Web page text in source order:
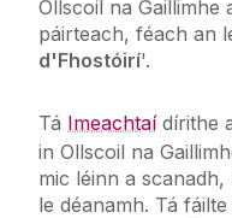
An tIonad
Gradam
Staidéar
Seirbhísí
Foghlaim
Lá Oscailte
Clárlann
Ollscoil na Gaillimhe
páirteach, féach an
d'Fhostóirí'.
Tá Imeachtaídírithe
in Ollscoil na
mic léinn a
le déanamh. Tá